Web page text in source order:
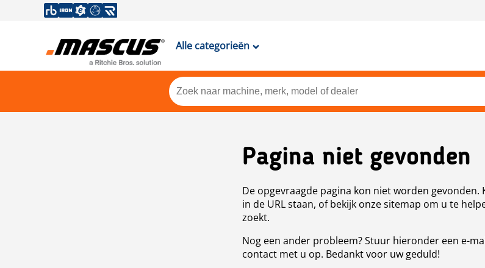
Alle categorieën
Pagina niet gevonden
De opgevraagde pagina kon niet worden gevonden.
in de URL staan, of bekijk onze sitemap om u te
zoekt.
Nog een ander probleem? Stuur hieronder een e-
contact met u op. Bedankt voor uw geduld!